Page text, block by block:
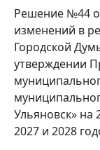
Решение №44
изменений в
Городской
утверждении
Ульяновск» на
2027 и 2028